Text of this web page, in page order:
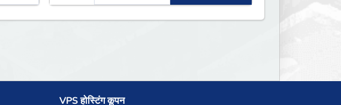
VPS होस्टिंग कूपन